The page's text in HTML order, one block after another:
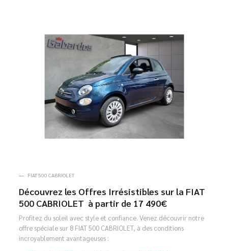
FIAT 500 CABRIOLET
Découvrez les Offres Irrésistibles sur la FIAT
500 CABRIOLET à partir de 17 490€
Profitez du soleil avec style et confiance. Venez découvrir notre
offre spéciale sur 8 FIAT 500 CABRIOLET, à des conditions
incroyablement avantageuses :